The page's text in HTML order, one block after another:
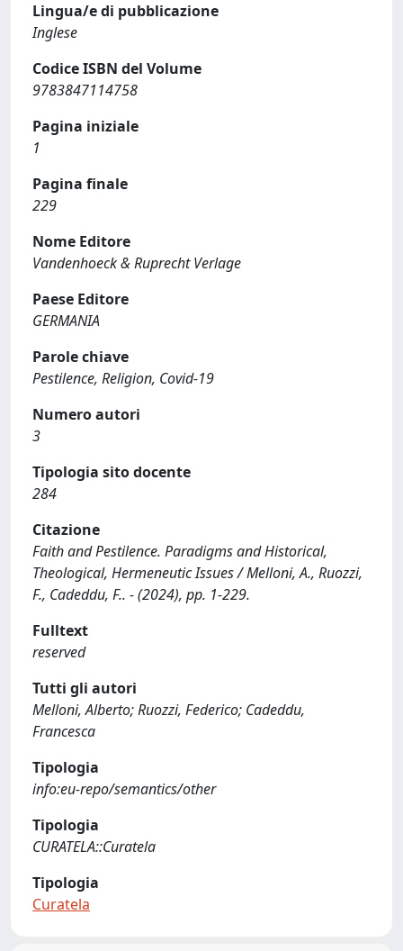
Lingua/e di pubblicazione
Inglese
Codice ISBN del Volume
9783847114758
Pagina iniziale
1
Pagina finale
229
Nome Editore
Vandenhoeck & Ruprecht Verlage
Paese Editore
GERMANIA
Parole chiave
Pestilence, Religion, Covid-19
Numero autori
3
Tipologia sito docente
284
Citazione
Faith and Pestilence. Paradigms and Historical,
Theological, Hermeneutic Issues / Melloni, A., Ruozzi,
F., Cadeddu, F.. - (2024), pp. 1-229.
Fulltext
reserved
Tutti gli autori
Melloni, Alberto; Ruozzi, Federico; Cadeddu,
Francesca
Tipologia
info:eu-repo/semantics/other
Tipologia
CURATELA::Curatela
Tipologia
Curatela